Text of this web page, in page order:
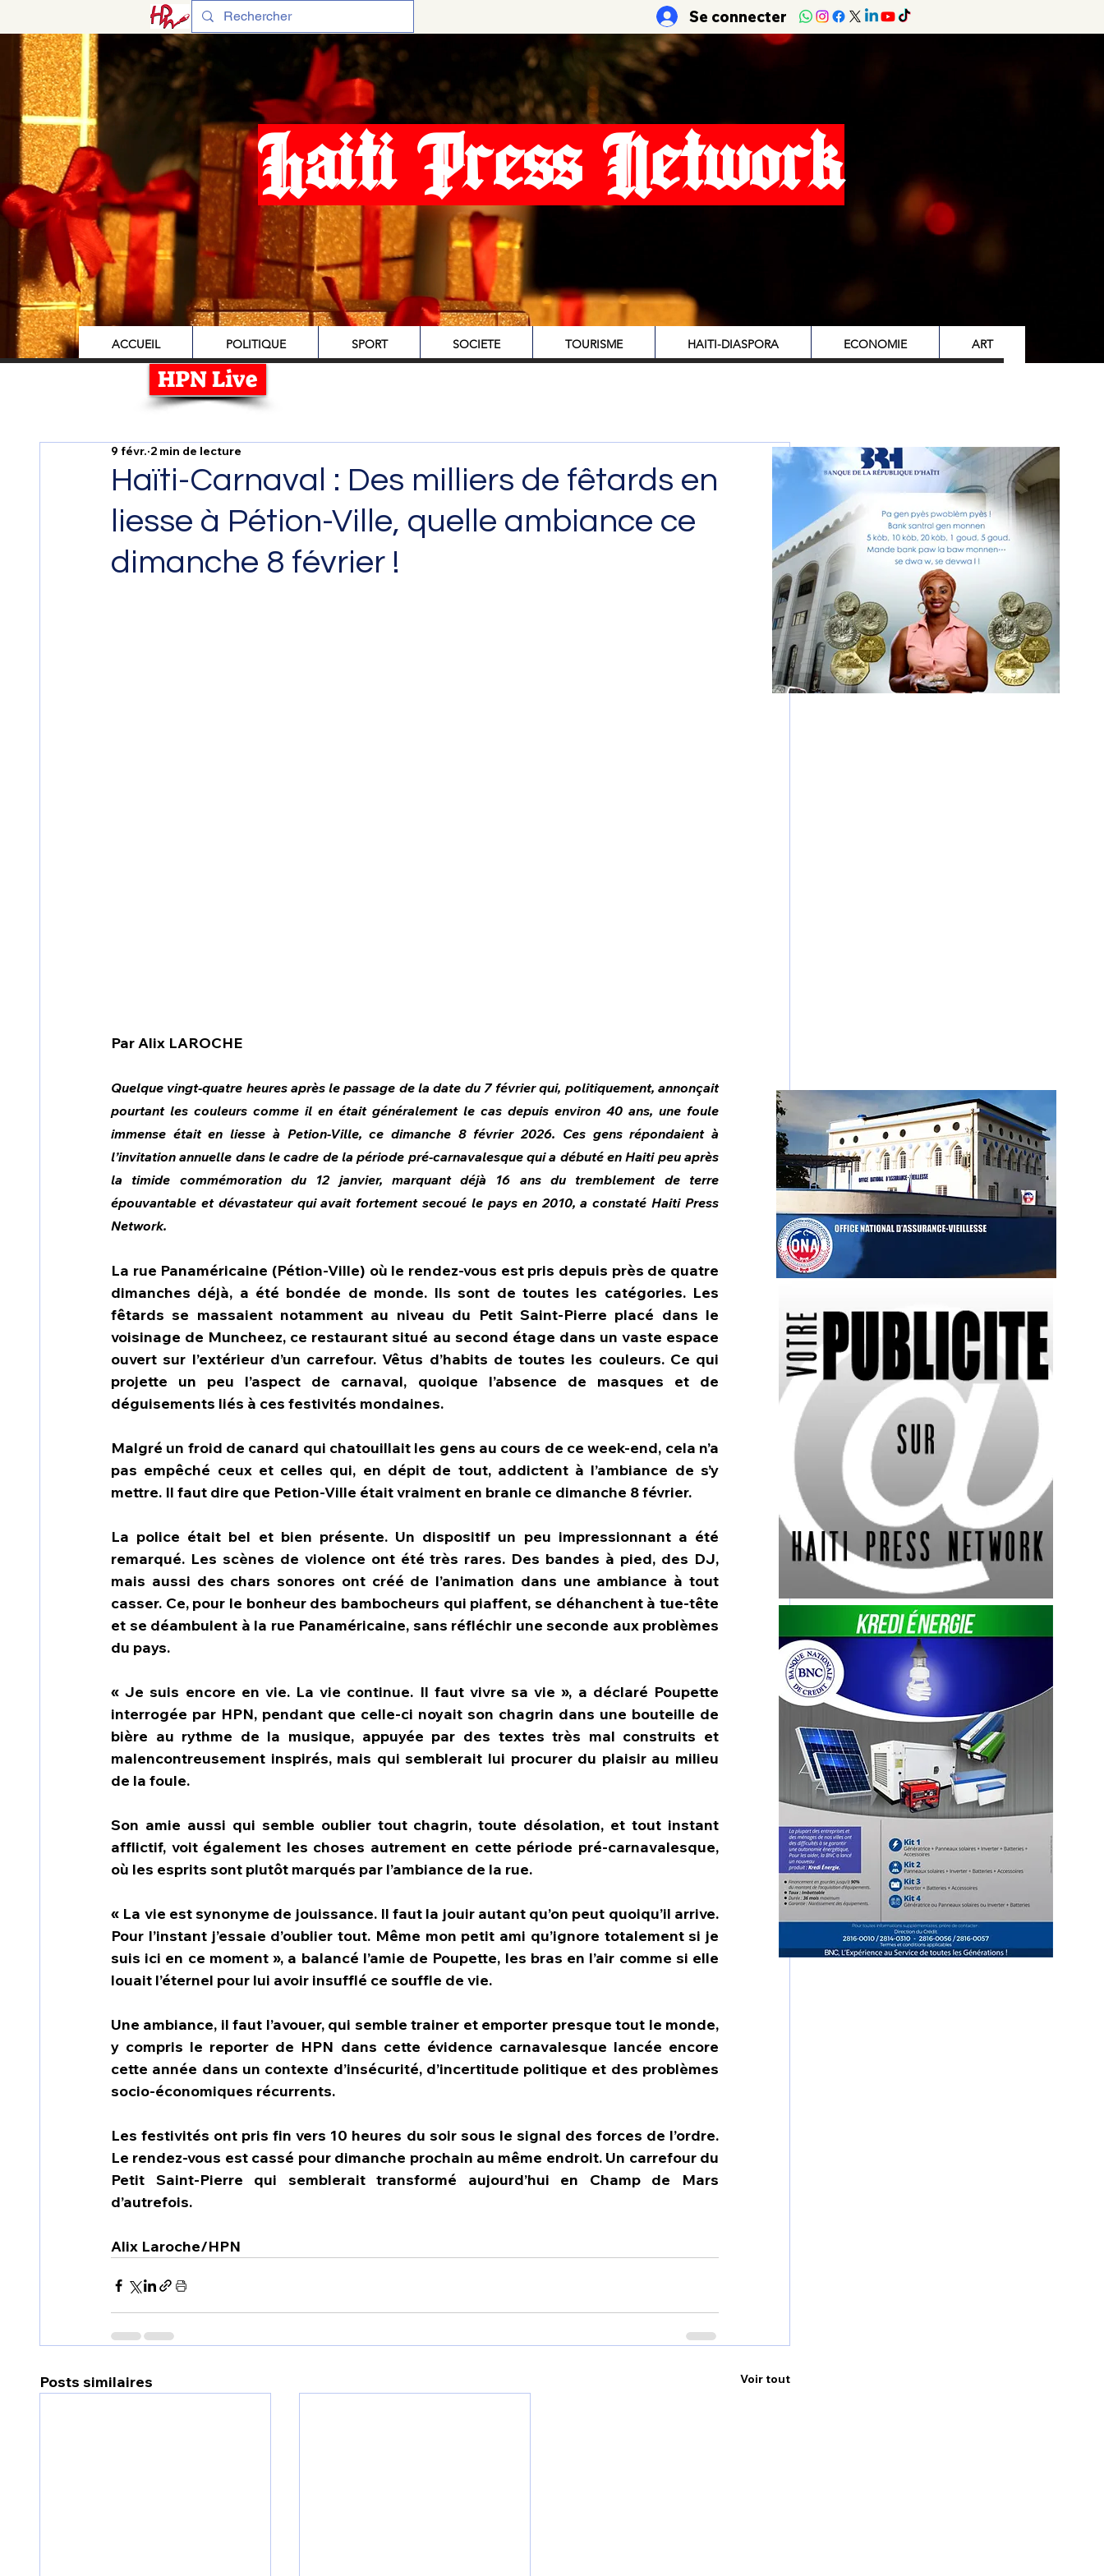
Se connecter
Haiti Press Network
ACCUEIL POLITIQUE SPORT SOCIETE TOURISME HAITI-DIASPORA ECONOMIE ART
HPN Live
Haïti-Carnaval : Des milliers de fêtards en
liesse à Pétion-Ville, quelle ambiance ce
dimanche 8 février !
9 févr. 2 min de lecture
Par Alix LAROCHE
Quelque vingt-quatre heures après le passage de la date du 7 février qui, politiquement, annonçait
pourtant les couleurs comme il en était généralement le cas depuis environ 40 ans, une foule
immense était en liesse à Petion-Ville, ce dimanche 8 février 2026. Ces gens répondaient à
l’invitation annuelle dans le cadre de la période pré-carnavalesque qui a débuté en Haiti peu après
la timide commémoration du 12 janvier, marquant déjà 16 ans du tremblement de terre
épouvantable et dévastateur qui avait fortement secoué le pays en 2010, a constaté Haiti Press
Network.
La rue Panaméricaine (Pétion-Ville) où le rendez-vous est pris depuis près de quatre
dimanches déjà, a été bondée de monde. Ils sont de toutes les catégories. Les
fêtards se massaient notamment au niveau du Petit Saint-Pierre placé dans le
voisinage de Muncheez, ce restaurant situé au second étage dans un vaste espace
ouvert sur l’extérieur d’un carrefour. Vêtus d’habits de toutes les couleurs. Ce qui
projette un peu l’aspect de carnaval, quoique l’absence de masques et de
déguisements liés à ces festivités mondaines.
Malgré un froid de canard qui chatouillait les gens au cours de ce week-end, cela n’a
pas empêché ceux et celles qui, en dépit de tout, addictent à l’ambiance de s’y
mettre. Il faut dire que Petion-Ville était vraiment en branle ce dimanche 8 février.
La police était bel et bien présente. Un dispositif un peu impressionnant a été
remarqué. Les scènes de violence ont été très rares. Des bandes à pied, des DJ,
mais aussi des chars sonores ont créé de l’animation dans une ambiance à tout
casser. Ce, pour le bonheur des bambocheurs qui piaffent, se déhanchent à tue-tête
et se déambulent à la rue Panaméricaine, sans réfléchir une seconde aux problèmes
du pays.
« Je suis encore en vie. La vie continue. Il faut vivre sa vie », a déclaré Poupette
interrogée par HPN, pendant que celle-ci noyait son chagrin dans une bouteille de
bière au rythme de la musique, appuyée par des textes très mal construits et
malencontreusement inspirés, mais qui semblerait lui procurer du plaisir au milieu
de la foule.
Son amie aussi qui semble oublier tout chagrin, toute désolation, et tout instant
afflictif, voit également les choses autrement en cette période pré-carnavalesque,
où les esprits sont plutôt marqués par l’ambiance de la rue.
« La vie est synonyme de jouissance. Il faut la jouir autant qu’on peut quoiqu’il arrive.
Pour l’instant j’essaie d’oublier tout. Même mon petit ami qu’ignore totalement si je
suis ici en ce moment », a balancé l’amie de Poupette, les bras en l’air comme si elle
louait l’éternel pour lui avoir insufflé ce souffle de vie.
Une ambiance, il faut l’avouer, qui semble trainer et emporter presque tout le monde,
y compris le reporter de HPN dans cette évidence carnavalesque lancée encore
cette année dans un contexte d’insécurité, d’incertitude politique et des problèmes
socio-économiques récurrents.
Les festivités ont pris fin vers 10 heures du soir sous le signal des forces de l’ordre.
Le rendez-vous est cassé pour dimanche prochain au même endroit. Un carrefour du
Petit Saint-Pierre qui semblerait transformé aujourd’hui en Champ de Mars
d’autrefois.
Alix Laroche/HPN
Posts similaires Voir tout